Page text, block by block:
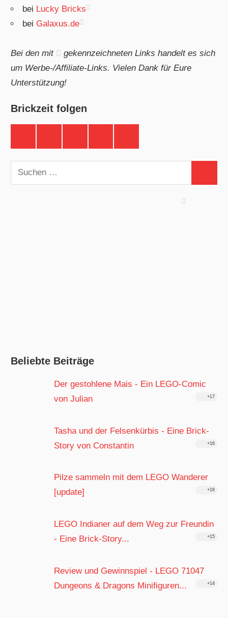
bei Lucky Bricks
bei Galaxus.de
Bei den mit
gekennzeichneten Links handelt es sich
um Werbe-/Affiliate-Links. Vielen Dank für Eure
Unterstützung!
Brickzeit folgen
Suchen
nach:
Beliebte Beiträge
Der gestohlene Mais - Ein LEGO-Comic
von Julian
+17
Tasha und der Felsenkürbis - Eine Brick-
Story von Constantin
+16
Pilze sammeln mit dem LEGO Wanderer
[update]
+16
LEGO Indianer auf dem Weg zur Freundin
- Eine Brick-Story...
+15
Review und Gewinnspiel - LEGO 71047
Dungeons & Dragons Minifiguren...
+14